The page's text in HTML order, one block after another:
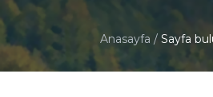
Anasayfa / Sayfa